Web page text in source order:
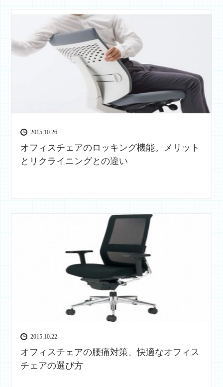
2015.10.26
オフィスチェアのロッキング機能。メリット
とリクライニングとの違い
2015.10.22
オフィスチェアの腰痛対策、快適なオフィス
チェアの選び方